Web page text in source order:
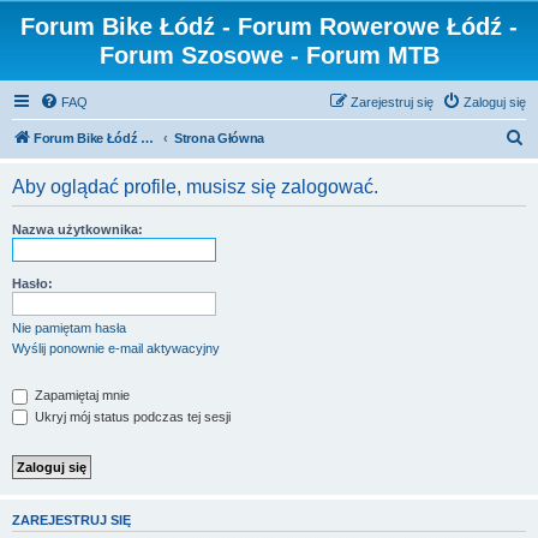
Forum Bike Łódź - Forum Rowerowe Łódź -
Forum Szosowe - Forum MTB
FAQ Zaloguj się
Zarejestruj się
Forum Bike Łódź - Forum Rowerowe Łódź - Forum Szosowe - Forum MTB Strona Główna
Aby oglądać profile, musisz się zalogować.
Nazwa użytkownika:
Hasło:
Nie pamiętam hasła
Wyślij ponownie e-mail aktywacyjny
Zapamiętaj mnie
Ukryj mój status podczas tej sesji
ZAREJESTRUJ SIĘ